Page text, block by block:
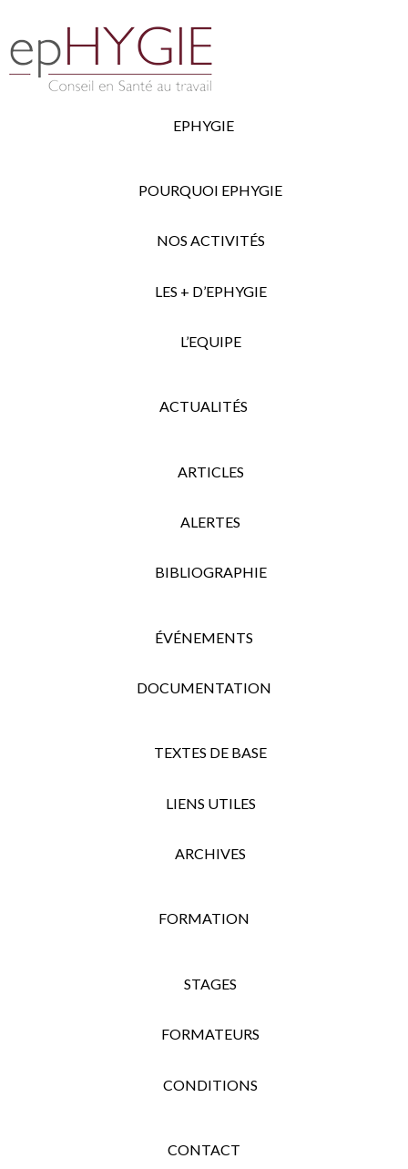
EPHYGIE
POURQUOI EPHYGIE
NOS ACTIVITÉS
LES + D’EPHYGIE
L’EQUIPE
ACTUALITÉS
ARTICLES
ALERTES
BIBLIOGRAPHIE
ÉVÉNEMENTS
DOCUMENTATION
TEXTES DE BASE
LIENS UTILES
ARCHIVES
FORMATION
STAGES
FORMATEURS
CONDITIONS
CONTACT